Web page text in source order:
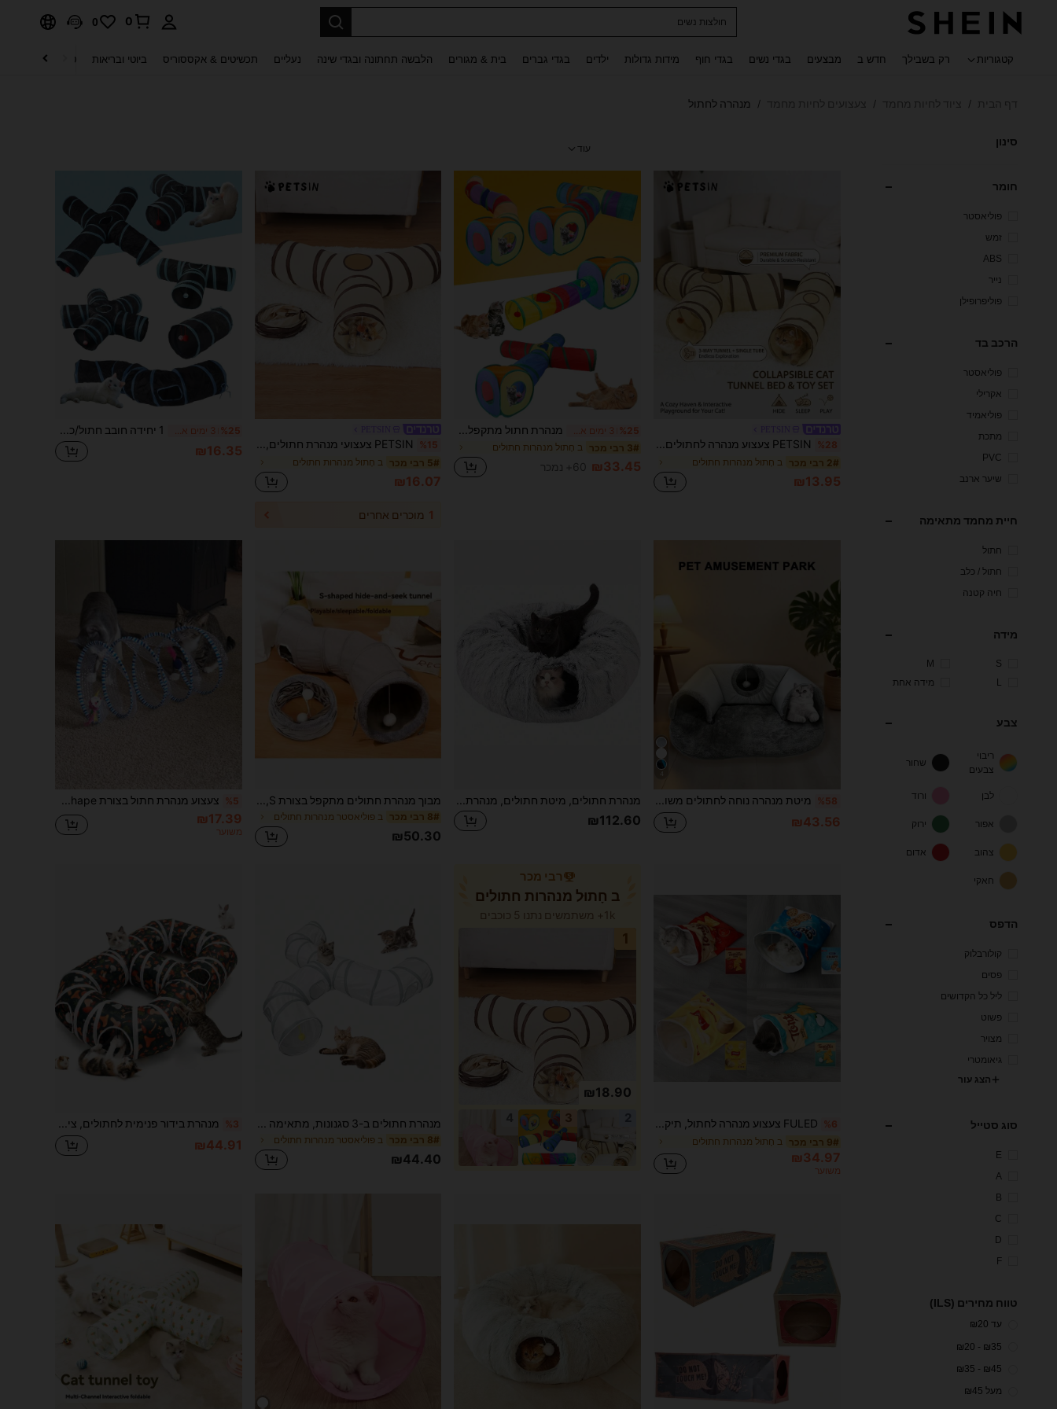
חולצות נשים
0
0
קטגוריות רק בשבילך חדש ב מבצעים בגדי נשים בגדי חוף מידות גדולות ילדים בגדי גברים בית & מגורים הלבשה תחתונה ובגדי שינה נעליים תכשיטים & אקססוריס ביוטי ובריאות טקסטיל לבית
/
/
/ מנהרה לחתול
סינון
חומר
פוליאסטר
זמש
ABS
נייר
פוליפרופילן
הרכב בד
פוליאסטר
אקרילי
פוליאמיד
מתכת
PVC
שיער ארנב
חיית מחמד מתאימה
חתול
חתול / כלב
חיה קטנה
מידה
S
M
L
מידה אחת
צבע
ריבוי
צבעים
שחור
לבן ורוד
אפור ירוק
צהוב אדום
חאקי
הדפס
קולורבלוק
פסים
ליל כל הקדושים
פשוט
מצויר
גיאומטרי
הצג עור
סוג סטייל
E
A
B
C
D
F
טווח מחירים (ILS)
עד ₪20
₪35 - ₪20
₪45 - ₪35
מעל ₪45
עוד
%28
2# רבי מכר ב חָתוּל מנהרות חתולים
₪13.95
%25 3 ימים אחרונים
3# רבי מכר ב חָתוּל מנהרות חתולים
₪33.45 60+ נמכר
%15
5# רבי מכר ב חָתוּל מנהרות חתולים
₪16.07
1 מוכרים אחרים
%25 3 ימים אחרונים
₪16.35
%58
₪43.56
₪112.60 8# רבי מכר ב פוליאסטר מנהרות חתולים
₪50.30
%5
₪17.39
משוער
%6
9# רבי מכר ב חָתוּל מנהרות חתולים
₪34.97
משוער
רבי מכר
ב חָתוּל מנהרות חתולים
1k+ משתמשים נתנו 5 כוכבים
₪18.90
8# רבי מכר ב פוליאסטר מנהרות חתולים
₪44.40
%3
₪44.91